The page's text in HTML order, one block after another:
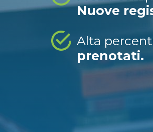
Nuove
Alta
prenotati.